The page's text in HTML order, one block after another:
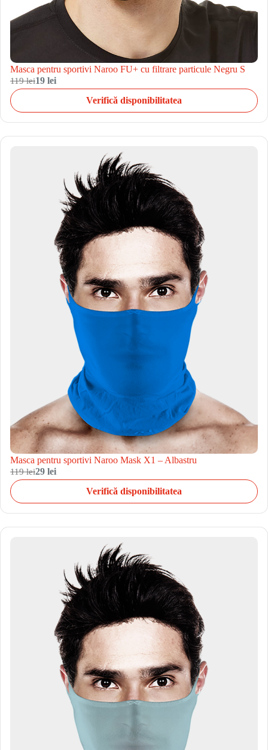
Masca pentru sportivi Naroo FU+ cu filtrare particule Negru S
119 lei19 lei
Verifică disponibilitatea
Masca pentru sportivi Naroo Mask X1 – Albastru
119 lei29 lei
Verifică disponibilitatea